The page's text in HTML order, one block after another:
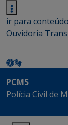
ir para conteúdo
Ouvidoria
PCMS
Polícia Civil de